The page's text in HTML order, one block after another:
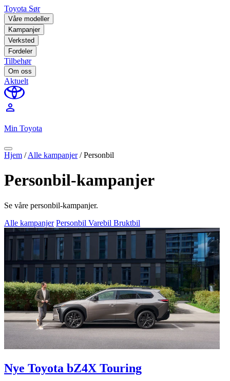
Toyota Sør
Våre modeller
Kampanjer
Verksted
Fordeler
Tilbehør
Om oss
Aktuelt
perm_identity
Min Toyota
Hjem /Alle kampanjer /Personbil
Personbil-kampanjer
Se våre personbil-kampanjer.
Alle kampanjer Personbil Varebil Bruktbil
Nye Toyota bZ4X Touring